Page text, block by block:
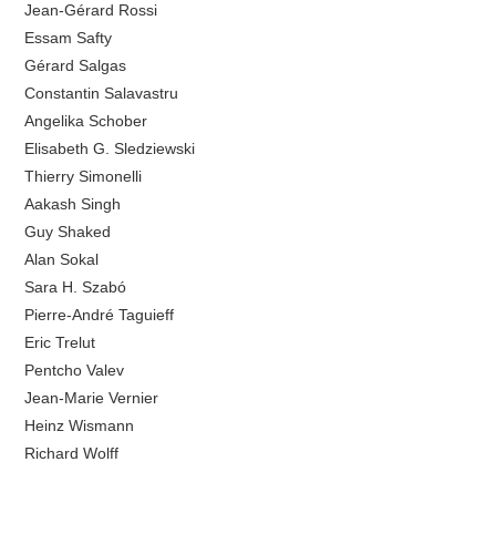
Jean-Gérard Rossi
Essam Safty
Gérard Salgas
Constantin Salavastru
Angelika Schober
Elisabeth G. Sledziewski
Thierry Simonelli
Aakash Singh
Guy Shaked
Alan Sokal
Sara H. Szabó
Pierre-André Taguieff
Eric Trelut
Pentcho Valev
Jean-Marie Vernier
Heinz Wismann
Richard Wolff